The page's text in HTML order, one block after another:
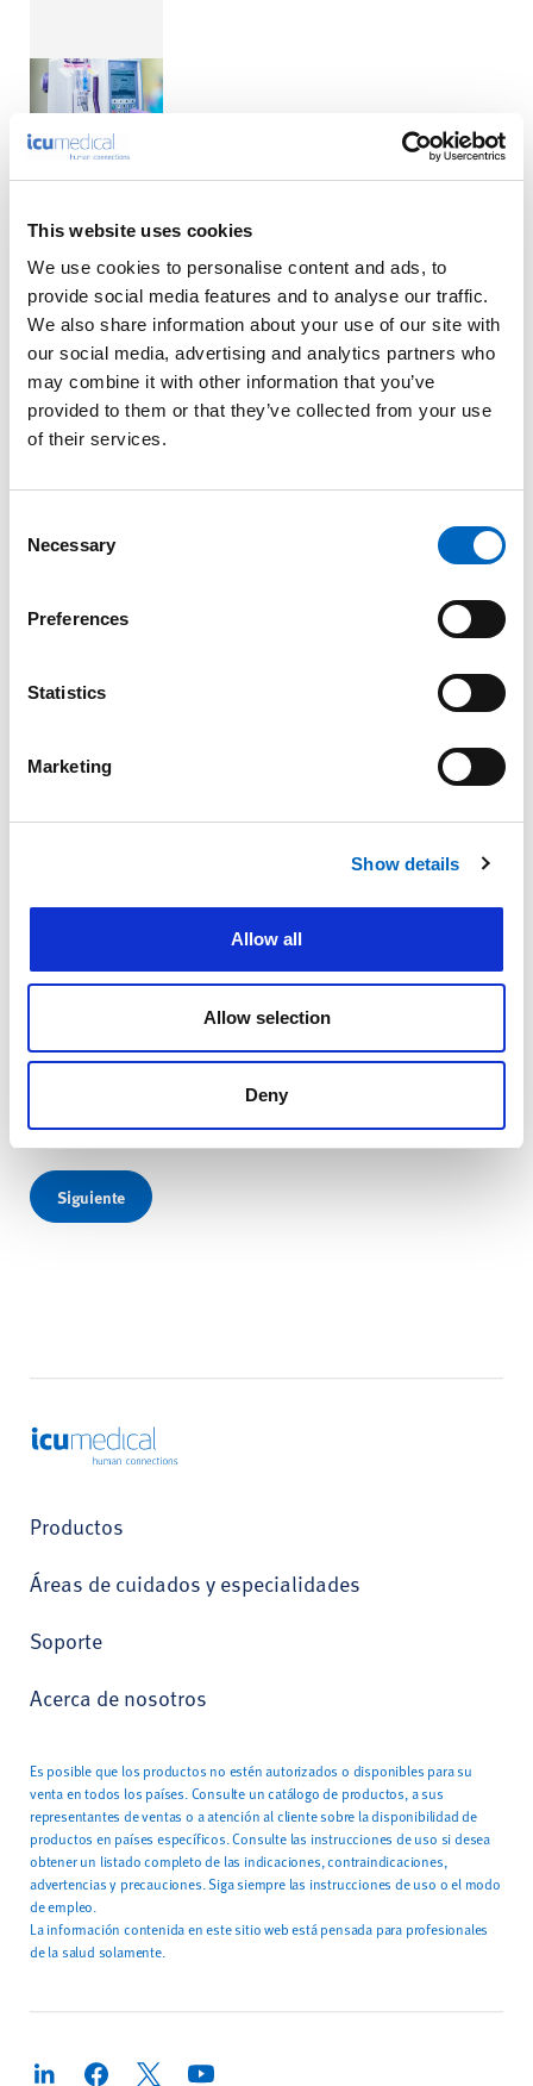
This website uses cookies
We use cookies to personalise content and ads, to
provide social media features and to analyse our traffic.
We also share information about your use of our site with
our social media, advertising and analytics partners who
may combine it with other information that you’ve
provided to them or that they’ve collected from your use
of their services.
Selection
Necessary
Preferences
Statistics
Marketing
Show details
Allow all
Allow selection
Deny
Consulta de producto
Introduzca sus datos en el formulario siguiente.
1 2
Apellidos*
Dirección de correo electrónico*
Siguiente
ICU Medical
Productos
Áreas de cuidados y especialidades
Soporte
Acerca de nosotros
Es posible que los productos no estén autorizados o disponibles para su
venta en todos los países. Consulte un catálogo de productos, a sus
representantes de ventas o a atención al cliente sobre la disponibilidad de
productos en países específicos. Consulte las instrucciones de uso si desea
obtener un listado completo de las indicaciones, contraindicaciones,
advertencias y precauciones. Siga siempre las instrucciones de uso o el modo
de empleo.
La información contenida en este sitio web está pensada para profesionales
de la salud solamente.